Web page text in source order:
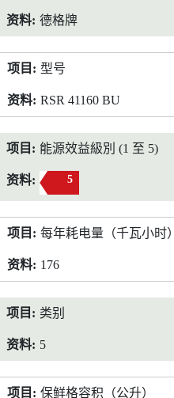
德格牌
型号
RSR 41160 BU
能源效益級別 (1 至 5)
5
每年耗电量（千瓦小时）
176
类别
5
保鲜格容积（公升）